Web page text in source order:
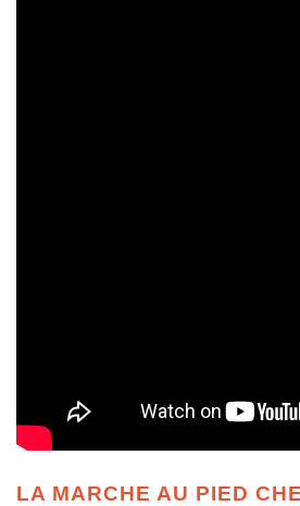
LA MARCHE AU PIED